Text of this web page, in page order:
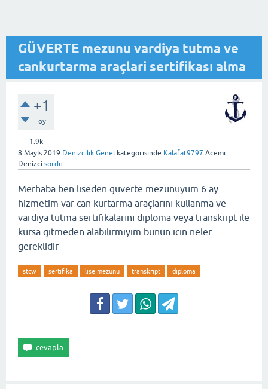
GÜVERTE mezunu vardiya tutma ve
cankurtarma araçlari sertifikası alma
+1
oy
1.9k
8 Mayıs 2019 Denizcilik Genel kategorisinde Kalafat9797 Acemi
Denizci sordu
Merhaba ben liseden güverte mezunuyum 6 ay
hizmetim var can kurtarma araçlarını kullanma ve
vardiya tutma sertifikalarını diploma veya transkript ile
kursa gitmeden alabilirmiyim bunun icin neler
gereklidir
stcw sertifika lise mezunu transkript diploma